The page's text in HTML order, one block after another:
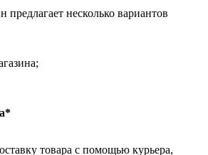
предлагает несколько вариантов
товара с помощью курьера,